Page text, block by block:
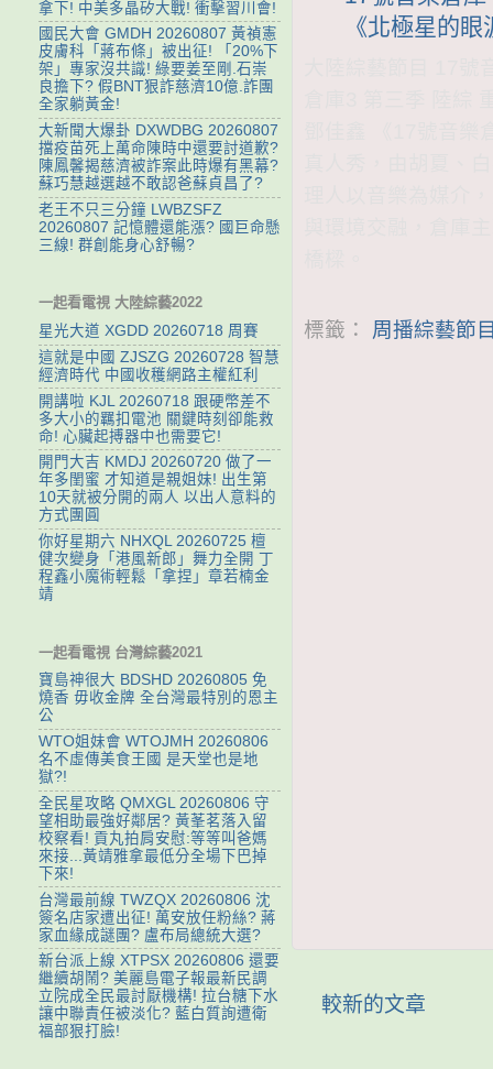
《北極星的
標籤： 周播綜藝節
較新的文章
拿下! 中美多晶矽大戰! 衝擊習川會!
國民大會 GMDH 20260807 黃禎憲
皮膚科「蔣布條」被出征! 「20%下
架」專家沒共識! 綠要姜至剛.石崇
良擔下? 假BNT狠詐慈濟10億.詐團
全家躺黃金!
大新聞大爆卦 DXWDBG 20260807
擋疫苗死上萬命陳時中還要討道歉?
陳鳳馨揭慈濟被詐案此時爆有黑幕?
蘇巧慧越選越不敢認爸蘇貞昌了?
老王不只三分鐘 LWBZSFZ
20260807 記憶體還能漲? 國巨命懸
三線! 群創能身心舒暢?
一起看電視 大陸綜藝2022
星光大道 XGDD 20260718 周賽
這就是中國 ZJSZG 20260728 智慧
經濟時代 中國收穫網路主權紅利
開講啦 KJL 20260718 跟硬幣差不
多大小的羈扣電池 關鍵時刻卻能救
命! 心臟起搏器中也需要它!
開門大吉 KMDJ 20260720 做了一
年多閨蜜 才知道是親姐妹! 出生第
10天就被分開的兩人 以出人意料的
方式團圓
你好星期六 NHXQL 20260725 檀
健次變身「港風新郎」舞力全開 丁
程鑫小魔術輕鬆「拿捏」章若楠金
靖
一起看電視 台灣綜藝2021
寶島神很大 BDSHD 20260805 免
燒香 毋收金牌 全台灣最特別的恩主
公
WTO姐妹會 WTOJMH 20260806
名不虛傳美食王國 是天堂也是地
獄?!
全民星攻略 QMXGL 20260806 守
望相助最強好鄰居? 黃莑茗落入留
校察看! 貢丸拍肩安慰:等等叫爸媽
來接...黃靖雅拿最低分全場下巴掉
下來!
台灣最前線 TWZQX 20260806 沈
簽名店家遭出征! 萬安放任粉絲? 蔣
家血緣成謎團? 盧布局總統大選?
新台派上線 XTPSX 20260806 還要
繼續胡鬧? 美麗島電子報最新民調
立院成全民最討厭機構! 拉台糖下水
讓中聯責任被淡化? 藍白質詢遭衛
福部狠打臉!